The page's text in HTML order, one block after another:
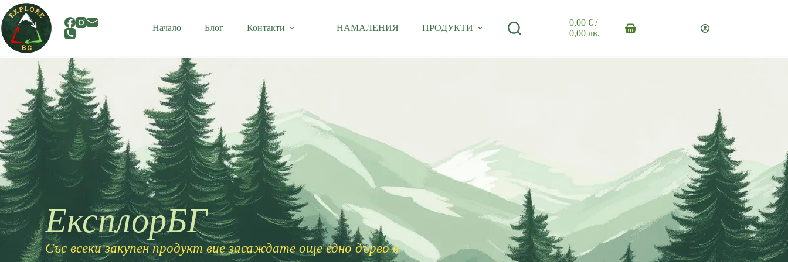
Начало Блог Контакти НАМАЛЕНИЯ ПРОДУКТИ
0,00 €/
0,00 лв.
ЕксплорБГ
Със всеки закупен продукт вие засаждате още едно дърво в